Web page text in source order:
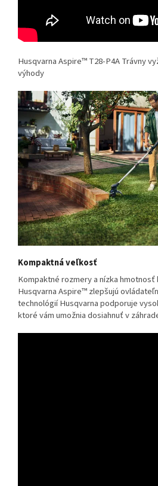
Husqvarna Aspire™ T28-P4A Trávny
výhody
Kompaktná veľkosť
Kompaktné rozmery a nízka
Husqvarna Aspire™ zlepšujú
technológií Husqvarna podporuje
ktoré vám umožnia dosiahnuť v